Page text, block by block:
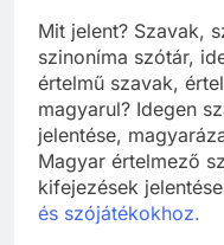
Mit jelent? Szavak,
szinoníma szótár,
értelmű szavak,
magyarul? Idegen
jelentése,
Magyar értelmező
kifejezések
és szójátékokhoz.